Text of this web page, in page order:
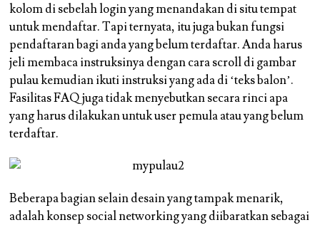
kolom di sebelah login yang menandakan di situ tempat
untuk mendaftar. Tapi ternyata, itu juga bukan fungsi
pendaftaran bagi anda yang belum terdaftar. Anda harus
jeli membaca instruksinya dengan cara scroll di gambar
pulau kemudian ikuti instruksi yang ada di ‘teks balon’.
Fasilitas FAQ juga tidak menyebutkan secara rinci apa
yang harus dilakukan untuk user pemula atau yang belum
terdaftar.
Beberapa bagian selain desain yang tampak menarik,
adalah konsep social networking yang diibaratkan sebagai